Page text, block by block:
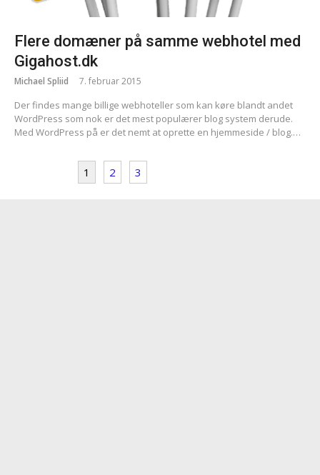
Flere domæner på samme webhotel med
Gigahost.dk
Michael Spliid 7. februar 2015
Der findes mange billige webhoteller som kan køre blandt andet
WordPress som nok er det mest populærer blog system derude.
Med WordPress på er det nemt at oprette en hjemmeside / blog.…
1 2 3